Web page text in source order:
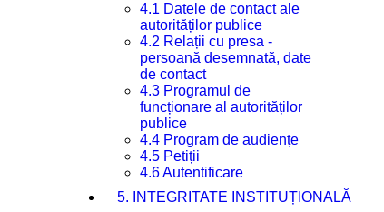
4.1 Datele de contact ale
autorităților publice
4.2 Relații cu presa -
persoană desemnată, date
de contact
4.3 Programul de
funcționare al autorităților
publice
4.4 Program de audiențe
4.5 Petiții
4.6 Autentificare
5. INTEGRITATE INSTITUȚIONALĂ